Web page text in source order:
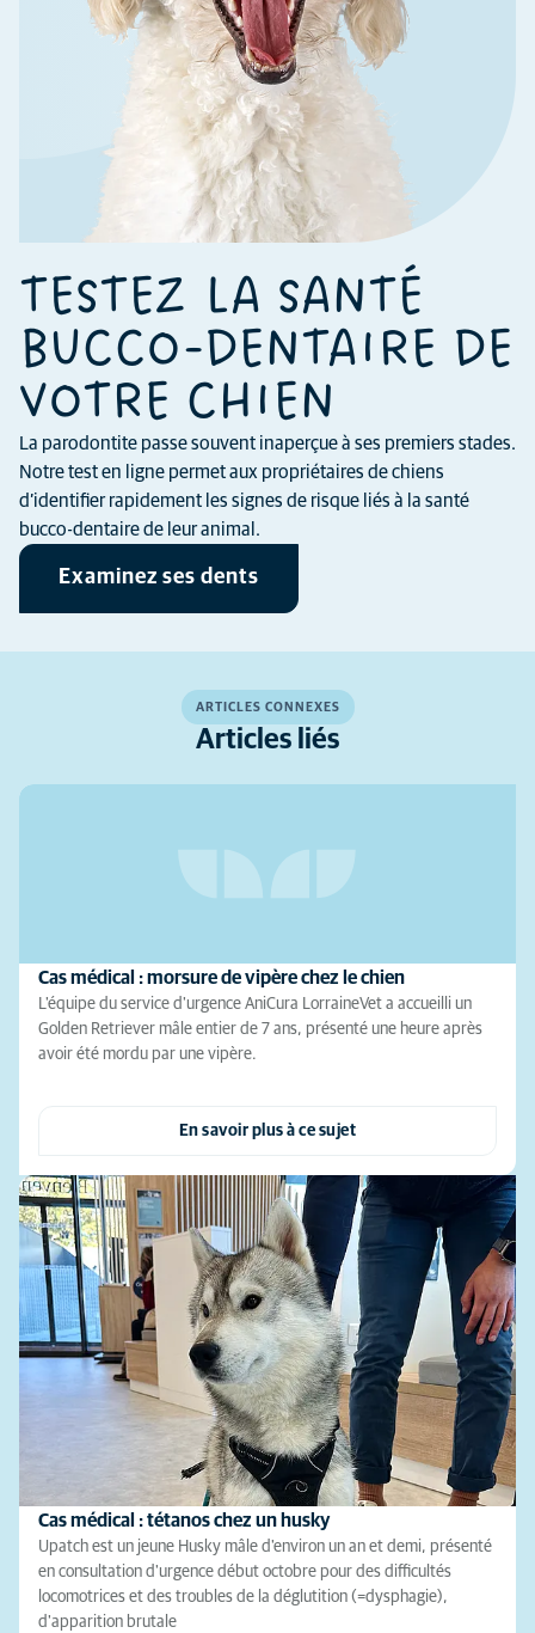
TESTEZ LA SANTÉ
BUCCO-DENTAIRE DE
VOTRE CHIEN
La parodontite passe souvent inaperçue à ses premiers stades.
Notre test en ligne permet aux propriétaires de chiens
d’identifier rapidement les signes de risque liés à la santé
bucco-dentaire de leur animal.
Examinez ses dents
ARTICLES CONNEXES
Articles liés
Cas médical : morsure de vipère chez le chien
L'équipe du service d'urgence AniCura LorraineVet a accueilli un
Golden Retriever mâle entier de 7 ans, présenté une heure après
avoir été mordu par une vipère.
En savoir plus à ce sujet
Cas médical : tétanos chez un husky
Upatch est un jeune Husky mâle d'environ un an et demi, présenté
en consultation d'urgence début octobre pour des difficultés
locomotrices et des troubles de la déglutition (=dysphagie),
d'apparition brutale